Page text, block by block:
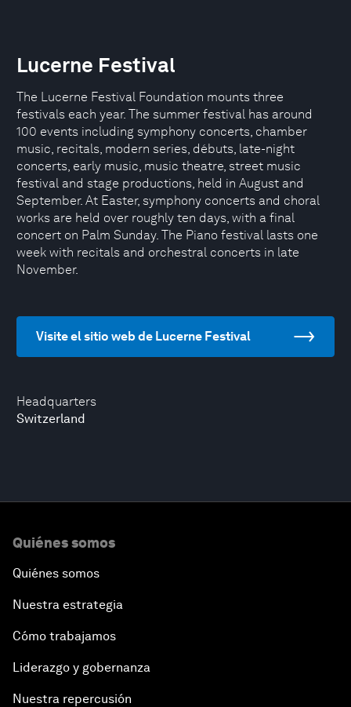
Headquarters
Switzerland
Lucerne Festival
The Lucerne Festival Foundation mounts three
festivals each year. The summer festival has around
100 events including symphony concerts, chamber
music, recitals, modern series, débuts, late-night
concerts, early music, music theatre, street music
festival and stage productions, held in August and
September. At Easter, symphony concerts and choral
works are held over roughly ten days, with a final
concert on Palm Sunday. The Piano festival lasts one
week with recitals and orchestral concerts in late
November.
Visite el sitio web de Lucerne Festival
Quiénes somos
Quiénes somos
Nuestra estrategia
Cómo trabajamos
Liderazgo y gobernanza
Nuestra repercusión